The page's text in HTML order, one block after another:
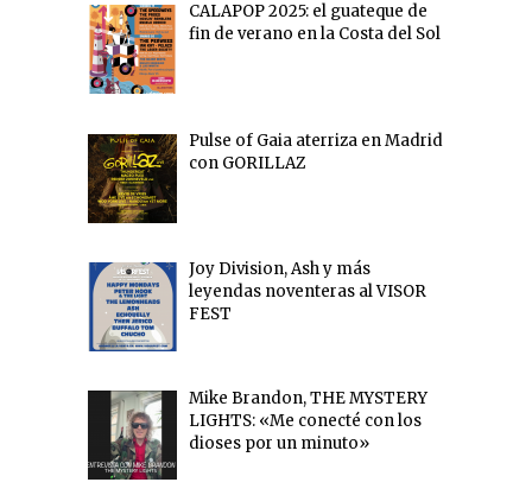
CALAPOP 2025: el guateque de
fin de verano en la Costa del Sol
Pulse of Gaia aterriza en Madrid
con GORILLAZ
Joy Division, Ash y más
leyendas noventeras al VISOR
FEST
Mike Brandon, THE MYSTERY
LIGHTS: «Me conecté con los
dioses por un minuto»